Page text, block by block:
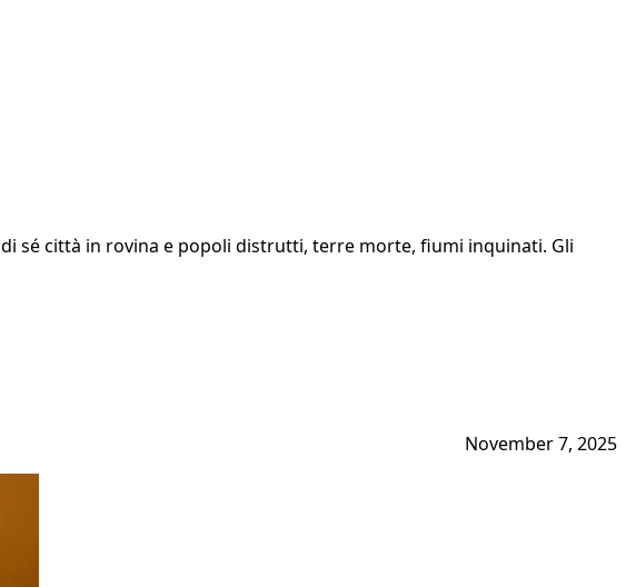
sé città in rovina e popoli distrutti, terre morte, fiumi inquinati. Gli
November 7, 2025